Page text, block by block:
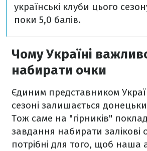
українські клуби цього
поки 5,0 балів.
Чому Україні
набирати очки
Єдиним представником
сезоні залишається
Тож саме на "гірників"
завдання набирати залікові
потрібні для того, щоб наша